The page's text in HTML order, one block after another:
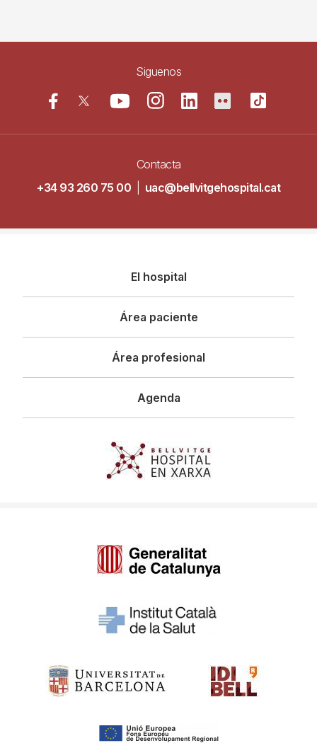
Siguenos
Contacta
+34 93 260 75 00
uac@bellvitgehospital.cat
principal
El hospital
Área paciente
Área profesional
Agenda